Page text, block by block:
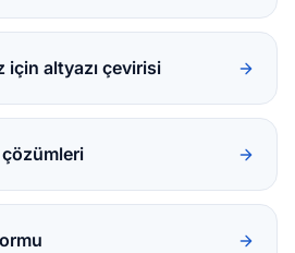
için altyazı çevirisi